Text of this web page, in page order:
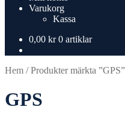
Varukorg
Kassa
0,00 kr 0 artiklar
Hem /Produkter märkta ”GPS”
GPS